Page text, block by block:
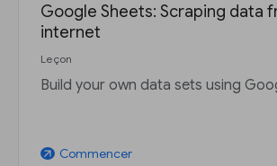
Google Sheets: Scraping data
internet
Leçon
Build your own data sets using
arrow_outward Commencer